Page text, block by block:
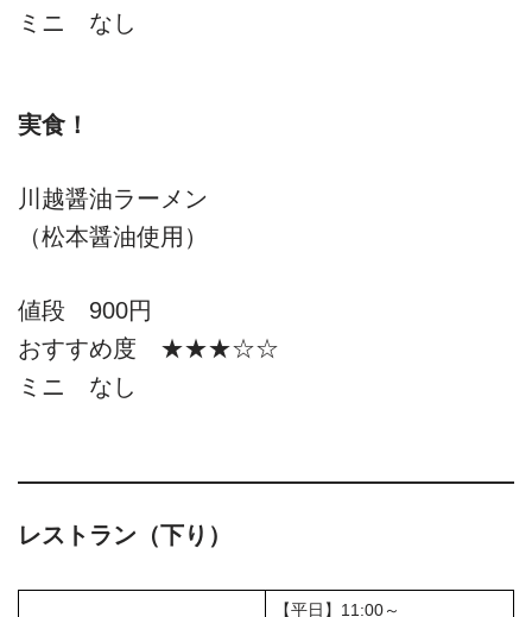
ミニ なし
実食！
川越醤油ラーメン
（松本醤油使用）
値段 900円
おすすめ度 ★★★☆☆
ミニ なし
レストラン（下り）
【平日】11:00～